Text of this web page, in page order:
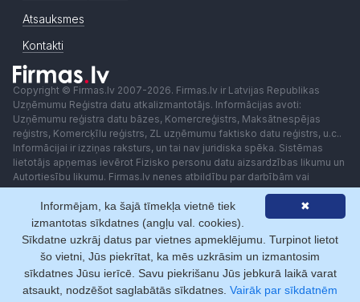
Atsauksmes
Kontakti
Copyright © Firmas.lv 2007-2026. Firmas.lv ir Latvijas Republikas
Uzņēmumu Reģistra datu atkalizmantotājs. Informācijas avoti:
Uzņēmumu reģistra datu bāzes, Komercreģistrs, Maksātnespējas
reģistrs, Komercķīlu reģistrs, ZL uzņēmumu faktisko datu reģistrs, u.c..
Informācijai ir izziņas raksturs, un tai nav juridiska spēka. Sistēmas
lietotājs apņemas ievērot Fizisko personu datu aizsardzības likumu un
Autortiesību likumu. Firmas.lv nenes atbildību par darbībām vai
lēmumiem, kas balstīti uz saņemto pakalpojumu. Lietotājam aizliegts
izmantot jebkādas automatizētas sistēmas vai iekārtas (robotus)
piekļuvei sistēmai bez rakstiskas saskaņošanas ar Firmas.lv. Galvenā
redaktore: Ingūna Pempere.
Lietošanas noteikumi
Privātuma politika Norēķini ar
✖
Informējam, ka šajā tīmekļa vietnē tiek
izmantotas sīkdatnes (angļu val. cookies).
Sīkdatne uzkrāj datus par vietnes apmeklējumu. Turpinot lietot
šo vietni, Jūs piekrītat, ka mēs uzkrāsim un izmantosim
sīkdatnes Jūsu ierīcē. Savu piekrišanu Jūs jebkurā laikā varat
atsaukt, nodzēšot saglabātās sīkdatnes. Vairāk par sīkdatnēm